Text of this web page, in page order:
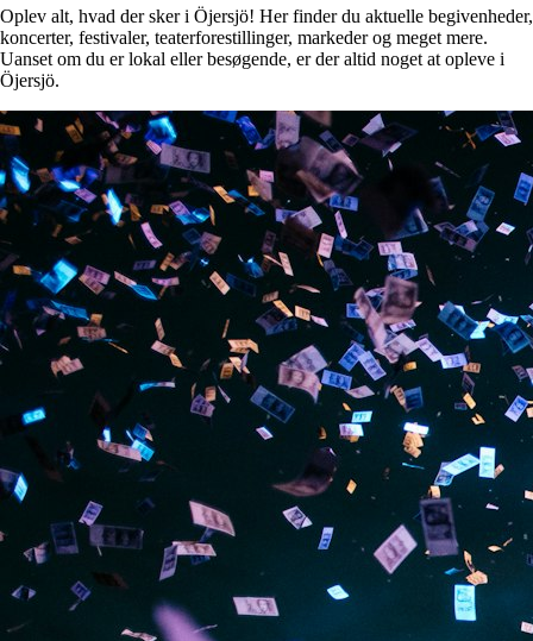
Oplev alt, hvad der sker i Öjersjö! Her finder du aktuelle begivenheder,
koncerter, festivaler, teaterforestillinger, markeder og meget mere.
Uanset om du er lokal eller besøgende, er der altid noget at opleve i
Öjersjö.